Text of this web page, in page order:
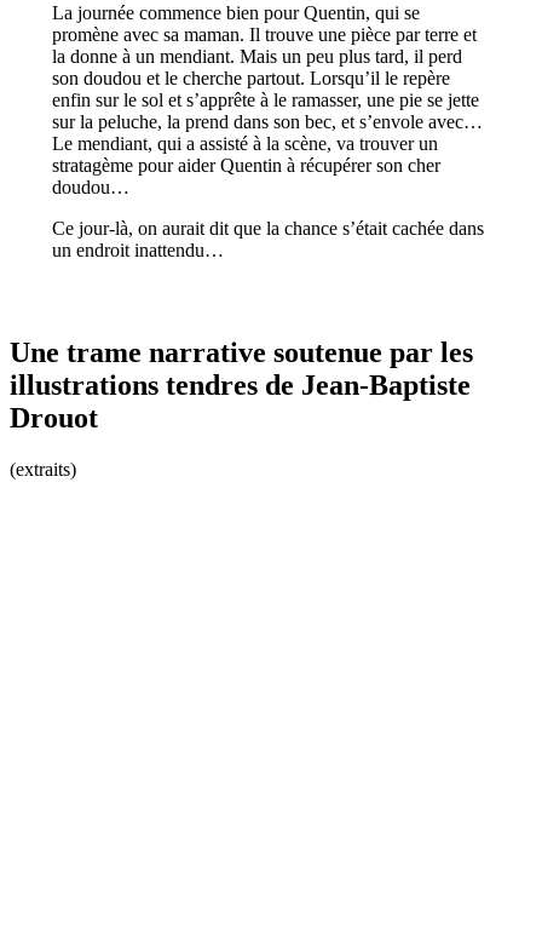
La journée commence bien pour Quentin, qui se
promène avec sa maman. Il trouve une pièce par terre et
la donne à un mendiant. Mais un peu plus tard, il perd
son doudou et le cherche partout. Lorsqu’il le repère
enfin sur le sol et s’apprête à le ramasser, une pie se jette
sur la peluche, la prend dans son bec, et s’envole avec…
Le mendiant, qui a assisté à la scène, va trouver un
stratagème pour aider Quentin à récupérer son cher
doudou…
Ce jour-là, on aurait dit que la chance s’était cachée dans
un endroit inattendu…
Une trame narrative soutenue par les
illustrations tendres de Jean-Baptiste
Drouot
(extraits)